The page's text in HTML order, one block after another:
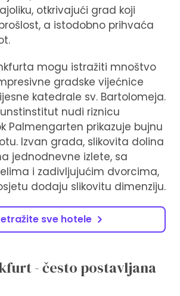
otkrivajući grad koji
a istodobno prihvaća
mogu istražiti mnoštvo
gradske vijećnice
katedrale sv. Bartolomeja.
nudi riznicu
Palmengarten prikazuje bujnu
Izvan grada, slikovita dolina
jednodnevne izlete, sa
i zadivljujućim dvorcima,
dodaju slikovitu dimenziju.
sve hotele
- često postavljana